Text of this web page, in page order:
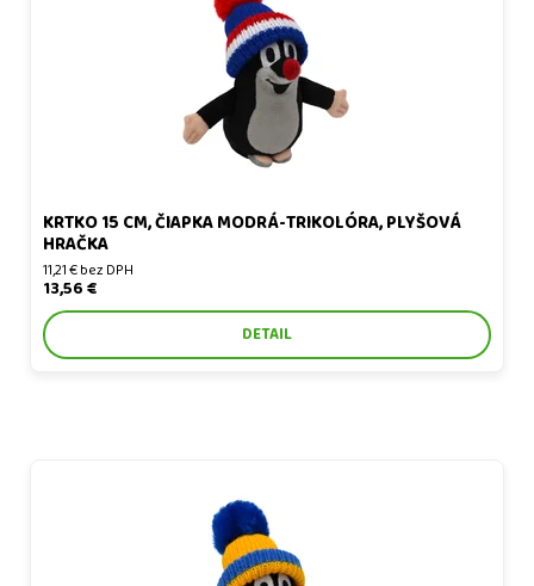
KRTKO 15 CM, ČIAPKA MODRÁ-TRIKOLÓRA, PLYŠOVÁ
HRAČKA
11,21 € bez DPH
13,56 €
DETAIL
Krtko 15 cm, čiapka modro-žltá, plyšová hračka